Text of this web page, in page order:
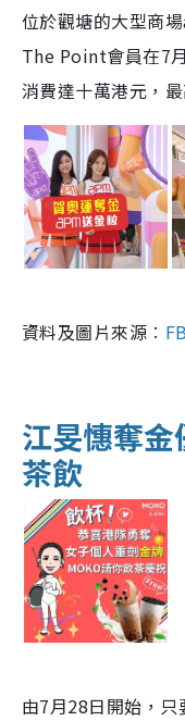
位於觀塘的大型商
The Point會員在7
消費達十萬港元，
資料及圖片來源︰
江旻憓奪
茶飲
由7月28日開始，